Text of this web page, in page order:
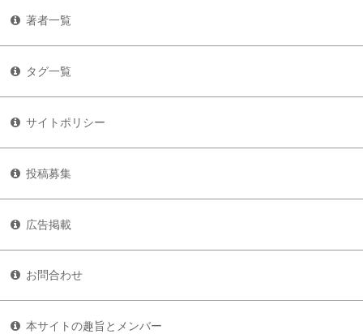
著者一覧
タグ一覧
サイトポリシー
投稿募集
広告掲載
お問合わせ
本サイトの趣旨とメンバー